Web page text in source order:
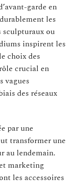
garde en
les
sculpturaux ou
inspirent les
choix des
crucial en
vagues
des réseaux
par une
transformer une
au lendemain.
marketing
les accessoires